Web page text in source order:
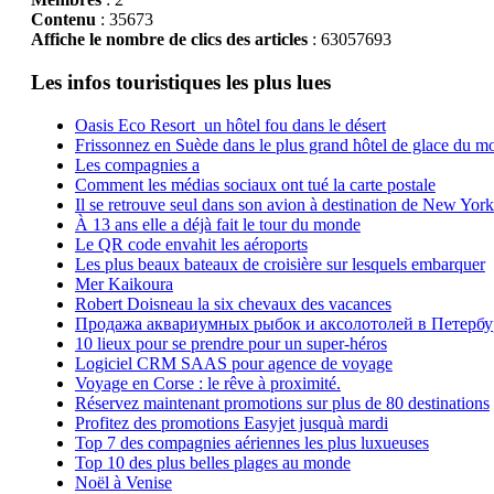
Contenu : 35673
Affiche le nombre de clics des articles: 63057693
Les infos touristiques les plus lues
Oasis Eco Resort un hôtel fou dans le désert
Frissonnez en Suède dans le plus grand hôtel de glace du
Les compagnies a
Comment les médias sociaux ont tué la carte postale
Il se retrouve seul dans son avion à destination de New York
À 13 ans elle a déjà fait le tour du monde
Le QR code envahit les aéroports
Les plus beaux bateaux de croisière sur lesquels embarquer
Mer Kaikoura
Robert Doisneau la six chevaux des vacances
Продажа аквариумных рыбок и аксолотолей в
10 lieux pour se prendre pour un super-héros
Logiciel CRM SAAS pour agence de voyage
Voyage en Corse : le rêve à proximité.
Réservez maintenant promotions sur plus de 80 destinations
Profitez des promotions Easyjet jusquà mardi
Top 7 des compagnies aériennes les plus luxueuses
Top 10 des plus belles plages au monde
Noël à Venise